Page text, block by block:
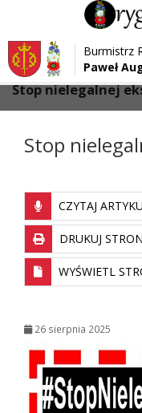
Przejdź do menu
Przejdź do głównej treści strony
Przejdź do stopki strony
Burmistrz
Paweł
Strona główna >
Stop nielegalnej
Stop
CZYTAJ
DRUKUJ
WYŚWIETL
26 sierpnia 2025